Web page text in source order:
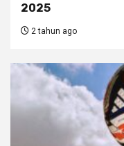
2025
2 tahun ago